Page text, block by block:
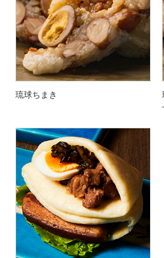
琉球ちまき